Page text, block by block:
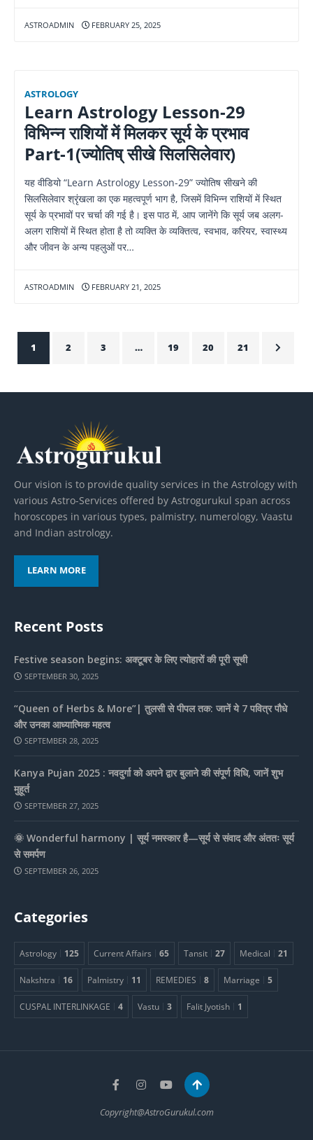
ASTROADMIN FEBRUARY 25, 2025
ASTROLOGY
Learn Astrology Lesson-29
विभिन्न राशियों में मिलकर सूर्य के प्रभाव
Part-1(ज्योतिष् सीखे सिलसिलेवार)
यह वीडियो “Learn Astrology Lesson-29” ज्योतिष सीखने की
सिलसिलेवार श्रृंखला का एक महत्वपूर्ण भाग है, जिसमें विभिन्न राशियों में स्थित
सूर्य के प्रभावों पर चर्चा की गई है। इस पाठ में, आप जानेंगे कि सूर्य जब अलग-
अलग राशियों में स्थित होता है तो व्यक्ति के व्यक्तित्व, स्वभाव, करियर, स्वास्थ्य
और जीवन के अन्य पहलुओं पर…
ASTROADMIN FEBRUARY 21, 2025
1 2 3 … 19 20 21
Our vision is to provide quality services in the Astrology with
various Astro-Services offered by Astrogurukul span across
horoscopes in various types, palmistry, numerology, Vaastu
and Indian astrology.
LEARN MORE
Recent Posts
Festive season begins: अक्टूबर के लिए त्योहारों की पूरी सूची
SEPTEMBER 30, 2025
“Queen of Herbs & More”| तुलसी से पीपल तक: जानें ये 7 पवित्र पौधे
और उनका आध्यात्मिक महत्व
SEPTEMBER 28, 2025
Kanya Pujan 2025 : नवदुर्गा को अपने द्वार बुलाने की संपूर्ण विधि, जानें शुभ
मुहूर्त
SEPTEMBER 27, 2025
🌞 Wonderful harmony | सूर्य नमस्कार है—सूर्य से संवाद और अंततः सूर्य
से समर्पण
SEPTEMBER 26, 2025
Categories
Astrology 125 Current Affairs 65 Tansit 27 Medical 21
Nakshtra 16 Palmistry 11 REMEDIES 8 Marriage 5
CUSPAL INTERLINKAGE 4 Vastu 3 Falit Jyotish 1
Copyright@AstroGurukul.com